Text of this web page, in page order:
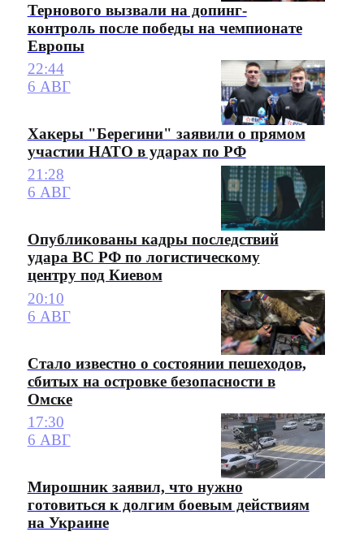
Тернового вызвали на допинг-
контроль после победы на чемпионате
Европы
22:44
6 АВГ
Хакеры "Берегини" заявили о прямом
участии НАТО в ударах по РФ
21:28
6 АВГ
Опубликованы кадры последствий
удара ВС РФ по логистическому
центру под Киевом
20:10
6 АВГ
Стало известно о состоянии пешеходов,
сбитых на островке безопасности в
Омске
17:30
6 АВГ
Мирошник заявил, что нужно
готовиться к долгим боевым действиям
на Украине